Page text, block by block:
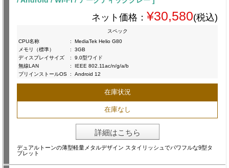
ネット価格： ¥30,580(税込)
スペック
CPU名称
:
MediaTek Helio G80
メモリ（標準）
:
3GB
ディスプレイサイズ
:
9.0型ワイド
無線LAN
:
IEEE 802.11ac/n/g/a/b
プリインストールOS : Android 12
在庫状況
在庫なし
詳細はこちら
デュアルトーンの薄型軽量メタルデザイン スタイリッシュでパワフルな9型タ
ブレット